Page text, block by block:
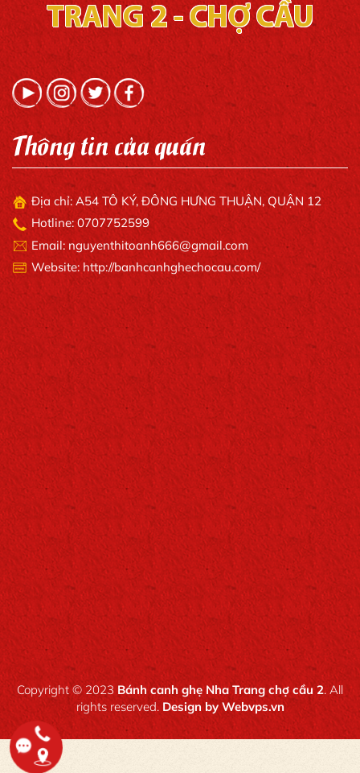
TRANG 2 - CHỢ CẦU
Thông tin của quán
Địa chỉ: A54 TÔ KÝ, ĐÔNG HƯNG THUẬN, QUẬN 12
Hotline: 0707752599
Email: nguyenthitoanh666@gmail.com
Website: http://banhcanhghechocau.com/
Copyright © 2023 Bánh canh ghẹ Nha Trang chợ cầu 2. All
rights reserved. Design by Webvps.vn